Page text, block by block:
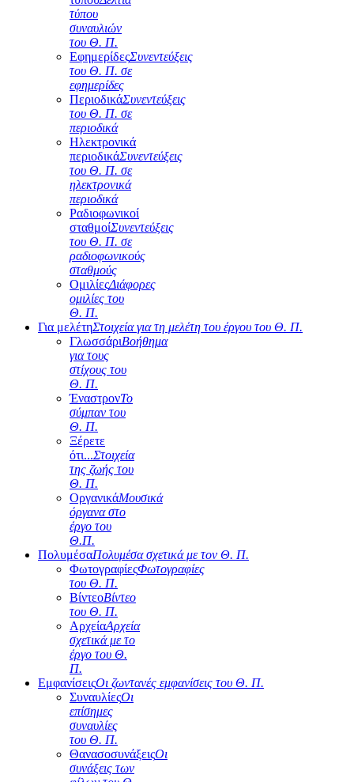
τύπου
συναυλιών
του Θ. Π.
ΕφημερίδεςΣυνεντεύξεις
του Θ. Π. σε
εφημερίδες
ΠεριοδικάΣυνεντεύξεις
του Θ. Π. σε
περιοδικά
Ηλεκτρονικά
περιοδικάΣυνεντεύξεις
του Θ. Π. σε
ηλεκτρονικά
περιοδικά
Ραδιοφωνικοί
σταθμοίΣυνεντεύξεις
του Θ. Π. σε
ραδιοφωνικούς
σταθμούς
ΟμιλίεςΔιάφορες
ομιλίες του
Θ. Π.
Για μελέτηΣτοιχεία για τη μελέτη του έργου του Θ. Π.
ΓλωσσάριΒοήθημα
για τους
στίχους του
Θ. Π.
ΈναστρονΤο
σύμπαν του
Θ. Π.
Ξέρετε
ότι...Στοιχεία
της ζωής του
Θ. Π.
ΟργανικάΜουσικά
όργανα στο
έργο του
Θ.Π.
ΠολυμέσαΠολυμέσα σχετικά με τον Θ. Π.
ΦωτογραφίεςΦωτογραφίες
του Θ. Π.
ΒίντεοΒίντεο
του Θ. Π.
ΑρχείαΑρχεία
σχετικά με το
έργο του Θ.
Π.
ΕμφανίσειςΟι ζωντανές εμφανίσεις του Θ. Π.
ΣυναυλίεςΟι
επίσημες
συναυλίες
του Θ. Π.
ΘανασοσυνάξειςΟι
συνάξεις των